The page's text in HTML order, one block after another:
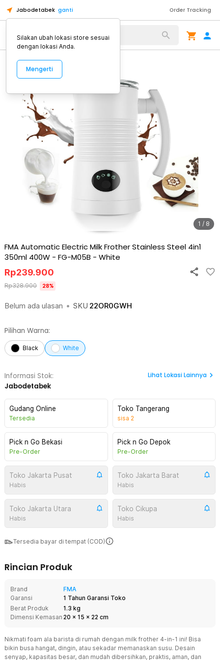
Jabodetabek ganti Order Tracking
Alat Kopi
1 / 8
FMA Automatic Electric Milk Frother Stainless Steel 4in1
350ml 400W - FG-M05B - White
Belum ada ulasan • SKU 22OR0GWH
Rp239.900
Rp328.900 28%
Pilihan Warna:
Black White
Informasi Stok:
Jabodetabek
Lihat Lokasi Lainnya
Gudang Online
Tersedia
Toko Tangerang
sisa 2
Pick n Go Bekasi
Pre-Order
Pick n Go Depok
Pre-Order
Toko Jakarta Pusat
Habis
Toko Jakarta Barat
Habis
Toko Jakarta Utara
Habis
Toko Cikupa
Habis
Tersedia bayar di tempat (COD)
Rincian Produk
Brand
FMA
Garansi
1 Tahun Garansi Toko
Berat Produk
1.3 kg
Dimensi Kemasan 20 x 15 x 22 cm
Nikmati foam ala barista di rumah dengan milk frother 4-in-1 ini! Bisa
bikin busa hangat, dingin, atau sekadar memanaskan susu. Desain
senyap, kapasitas besar, dan mudah dibersihkan, praktis, aman, dan
Silakan ubah lokasi store sesuai
dengan lokasi Anda.
Mengerti